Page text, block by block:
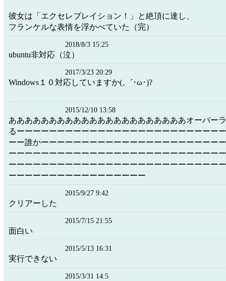
彼女は「エクセレブレイション！」と絶頂に達し、
フランケルな表情を浮かべていた（完）
2018/8/3 15:25
ubuntu非対応（泣）
2017/3/23 20:29
Windows１０対応していますか(。´･ω･)?
2015/12/10 13:58
ああああああああああああああああああああああオーバー
るーーーーーーーーーーーーーーーーーーーーーーーーー
ーー誰かーーーーーーーーーーーーーーーーーーーーーー
ーーーーーーーーーーーーーーーーーーーーーーーーーー
ーーーーーーーーーーーーーーーーーーーーーーーーーー
ーーーーーーーーーーーーーーーーー
2015/9/27 9:42
クリアーした
2015/7/15 21:55
面白い
2015/5/13 16:31
実行できない
2015/3/31 14:5